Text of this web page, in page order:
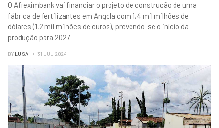
O Afreximbank vai financiar o projeto de construção de uma
fábrica de fertilizantes em Angola com 1,4 mil milhões de
dólares (1,2 mil milhões de euros), prevendo-se o início da
produção para 2027.
BY LUISA 31-JUL-2024